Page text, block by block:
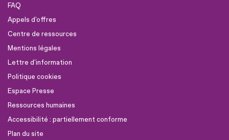
FAQ
Appels d'offres
Centre de ressources
Mentions légales
Lettre d'information
Politique cookies
Espace Presse
Ressources humaines
Accessibilité : partiellement conforme
Plan du site